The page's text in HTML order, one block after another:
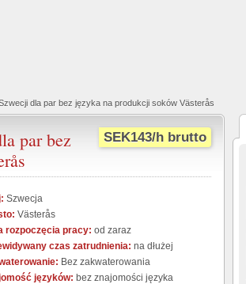
dla par bez języka na produkcji soków Västerås
SEK143/h brutto
par bez
Szwecja
Västerås
rozpoczęcia pracy: od zaraz
czas zatrudnienia: na dłużej
Bez zakwaterowania
języków: bez znajomości języka